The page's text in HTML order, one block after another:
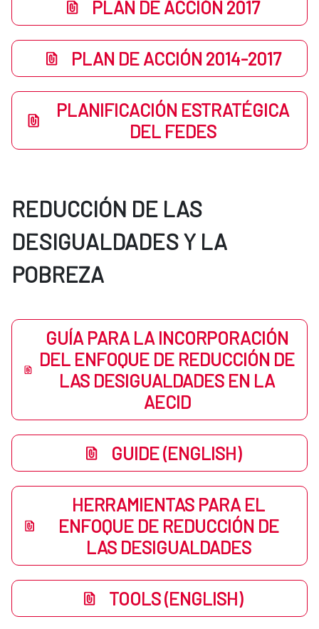
PLAN DE ACCIÓN 2017
PLAN DE ACCIÓN 2014-2017
PLANIFICACIÓN ESTRATÉGICA
DEL FEDES
REDUCCIÓN DE LAS
DESIGUALDADES Y LA
POBREZA
GUÍA PARA LA INCORPORACIÓN
DEL ENFOQUE DE REDUCCIÓN DE
LAS DESIGUALDADES EN LA
AECID
GUIDE (ENGLISH)
HERRAMIENTAS PARA EL
ENFOQUE DE REDUCCIÓN DE
LAS DESIGUALDADES
TOOLS (ENGLISH)